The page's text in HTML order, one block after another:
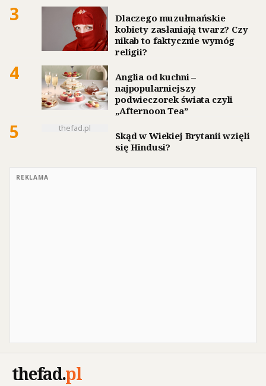
3
Dlaczego muzułmańskie
kobiety zasłaniają twarz? Czy
nikab to faktycznie wymóg
religii?
4
Anglia od kuchni –
najpopularniejszy
podwieczorek świata czyli
„Afternoon Tea”
5 thefad.pl
Skąd w Wiekiej Brytanii wzięli
się Hindusi?
REKLAMA
thefad.pl